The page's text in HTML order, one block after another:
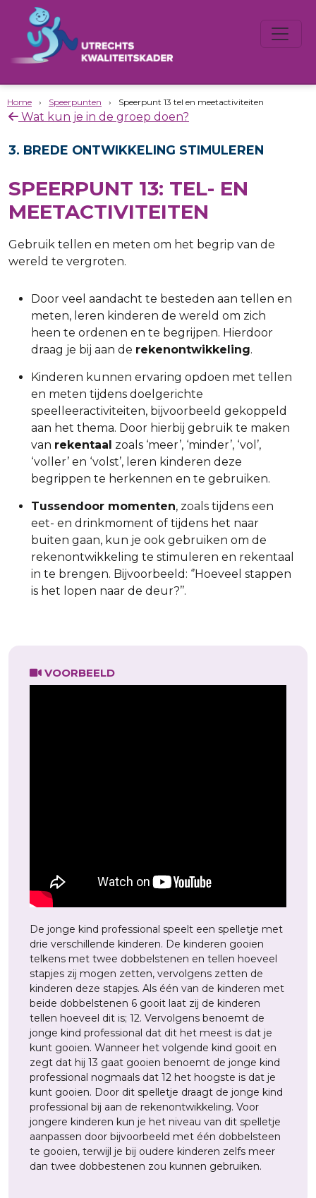
Home › Speerpunten › Speerpunt 13 tel en meetactiviteiten
Wat kun je in de groep doen?
3. BREDE ONTWIKKELING STIMULEREN
SPEERPUNT 13: TEL- EN
MEETACTIVITEITEN
Gebruik tellen en meten om het begrip van de
wereld te vergroten.
Door veel aandacht te besteden aan tellen en
meten, leren kinderen de wereld om zich
heen te ordenen en te begrijpen. Hierdoor
draag je bij aan de rekenontwikkeling.
Kinderen kunnen ervaring opdoen met tellen
en meten tijdens doelgerichte
speelleeractiviteiten, bijvoorbeeld gekoppeld
aan het thema. Door hierbij gebruik te maken
van rekentaal zoals ‘meer’, ‘minder’, ‘vol’,
‘voller’ en ‘volst’, leren kinderen deze
begrippen te herkennen en te gebruiken.
Tussendoor momenten, zoals tijdens een
eet- en drinkmoment of tijdens het naar
buiten gaan, kun je ook gebruiken om de
rekenontwikkeling te stimuleren en rekentaal
in te brengen. Bijvoorbeeld: ‘’Hoeveel stappen
is het lopen naar de deur?’’.
VOORBEELD
De jonge kind professional speelt een spelletje met
drie verschillende kinderen. De kinderen gooien
telkens met twee dobbelstenen en tellen hoeveel
stapjes zij mogen zetten, vervolgens zetten de
kinderen deze stapjes. Als één van de kinderen met
beide dobbelstenen 6 gooit laat zij de kinderen
tellen hoeveel dit is; 12. Vervolgens benoemt de
jonge kind professional dat dit het meest is dat je
kunt gooien. Wanneer het volgende kind gooit en
zegt dat hij 13 gaat gooien benoemt de jonge kind
professional nogmaals dat 12 het hoogste is dat je
kunt gooien. Door dit spelletje draagt de jonge kind
professional bij aan de rekenontwikkeling. Voor
jongere kinderen kun je het niveau van dit spelletje
aanpassen door bijvoorbeeld met één dobbelsteen
te gooien, terwijl je bij oudere kinderen zelfs meer
dan twee dobbestenen zou kunnen gebruiken.